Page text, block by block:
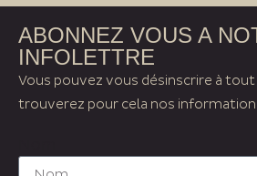
ABONNEZ VOUS A
INFOLETTRE
Vous pouvez vous désinscrire à
trouverez pour cela nos